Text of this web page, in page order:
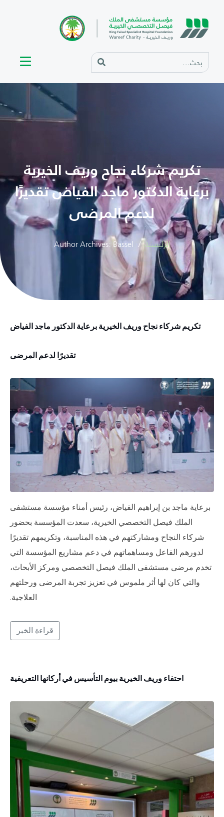
تكريم شركاء نجاح وريف الخيرية
برعاية الدكتور ماجد الفياض تقديرًا
لدعم المرضى
الرئيسية Author Archives: Bassel
تكريم شركاء نجاح وريف الخيرية برعاية الدكتور ماجد الفياض
تقديرًا لدعم المرضى
برعاية ماجد بن إبراهيم الفياض، رئيس أمناء مؤسسة مستشفى
الملك فيصل التخصصي الخيرية، سعدت المؤسسة بحضور
شركاء النجاح ومشاركتهم في هذه المناسبة، وتكريمهم تقديرًا
لدورهم الفاعل ومساهماتهم في دعم مشاريع المؤسسة التي
تخدم مرضى مستشفى الملك فيصل التخصصي ومركز الأبحاث،
والتي كان لها أثر ملموس في تعزيز تجربة المرضى ورحلتهم
العلاجية.
قراءة الخبر
احتفاء وريف الخيرية بيوم التأسيس في أركانها التعريفية